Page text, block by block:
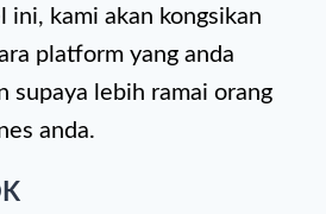
ini, kami akan kongsikan
platform yang anda
supaya lebih ramai orang
anda.